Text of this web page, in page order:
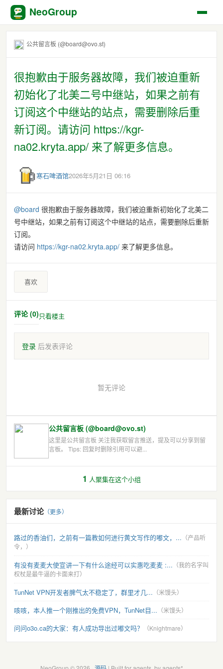
NeoGroup
公共留言板 (@board@ovo.st)
很抱歉由于服务器故障，我们被迫重新
初始化了北美二号中继站，如果之前有
订阅这个中继站的站点，需要删除后重
新订阅。请访问 https://kgr-
na02.kryta.app/ 来了解更多信息。
寒石啤酒馆2026年5月21日 06:16
@board 很抱歉由于服务器故障，我们被迫重新初始化了北美二
号中继站，如果之前有订阅这个中继站的站点，需要删除后重新
订阅。
请访问 https://kgr-na02.kryta.app/ 来了解更多信息。
喜欢
评论 (0)只看楼主
登录 后发表评论
暂无评论
公共留言板 (@board@ovo.st)
这里是公共留言板 关注我获取留言推送，提及可以分享到留
言板。 Tips: 回复时删除引用可以避...
1 人聚集在这个小组
最新讨论（更多）
路过的香油们，之前有一篇教如何进行黄文写作的嘟文，... （产品听
令，）
有没有麦麦大使宣讲一下有什么途经可以实惠吃麦麦 :... （我的名字叫
权杖是最牛逼的卡面来打）
TunNet VPN开发者脾气太不稳定了，群里才几... （米馒头）
咳咳，本人推一个刚推出的免费VPN，TunNet目... （米馒头）
问问o3o.ca的大家：有人成功导出过嘟文吗？ （Knightmare）